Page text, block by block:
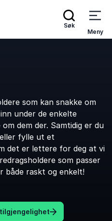
Søk
Meny
som kan snakke om
under de enkelte
dem der. Samtidig er du
fylle ut et
det er lettere for deg at vi
som passer
både raskt og enkelt!